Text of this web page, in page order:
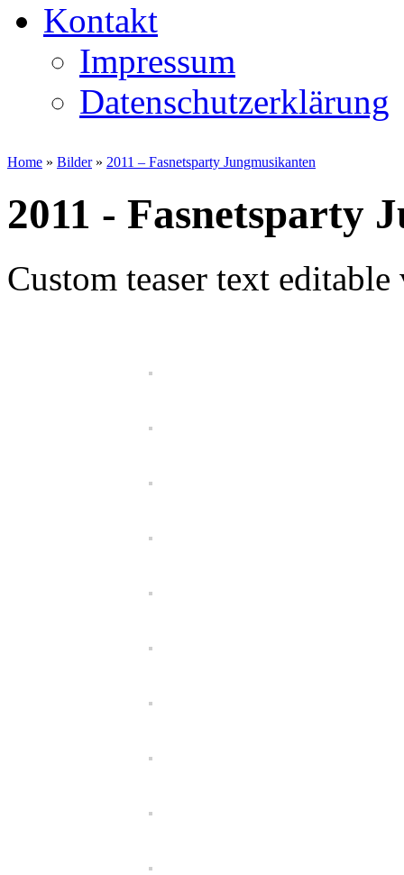
Kontakt
Impressum
Datenschutzerklärung
Home » Bilder» 2011 – Fasnetsparty Jungmusikanten
2011 - Fasnetsparty
Custom teaser text